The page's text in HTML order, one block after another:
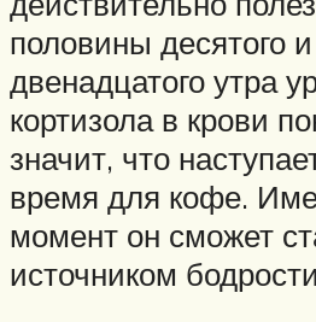
половины десятого
двенадцатого утра
кортизола в крови
значит, что
время для кофе.
момент он сможет
источником